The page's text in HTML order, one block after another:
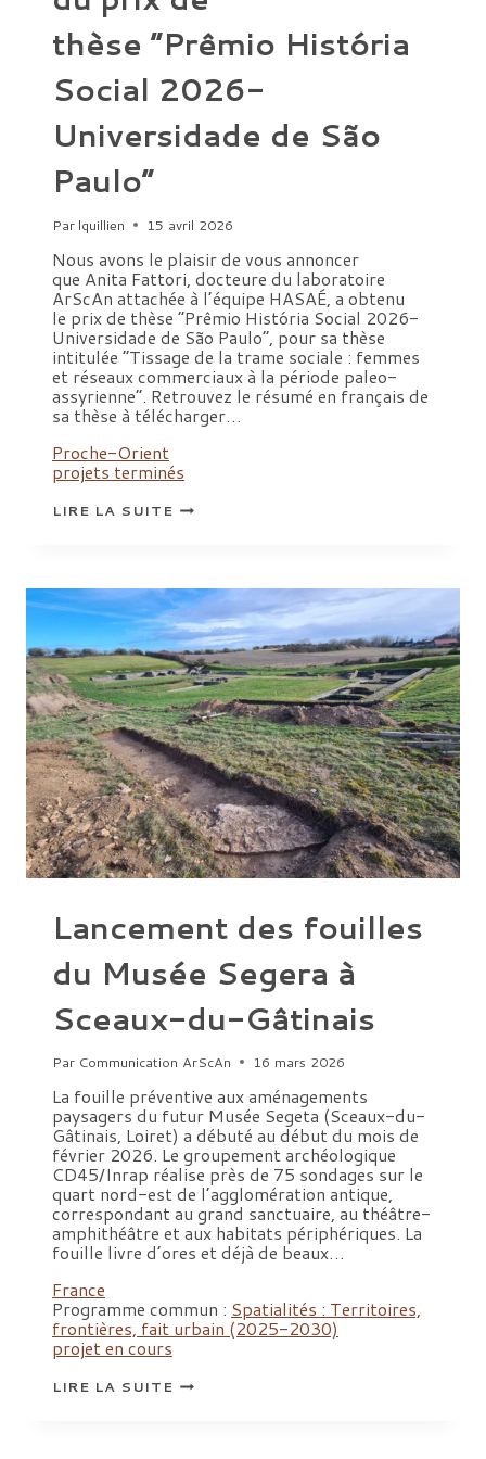
thèse “Prêmio História
Social 2026-
Universidade de São
Paulo”
Par lquillien 15 avril 2026
Nous avons le plaisir de vous annoncer
que Anita Fattori, docteure du laboratoire
ArScAn attachée à l’équipe HASAÉ, a obtenu
le prix de thèse “Prêmio História Social 2026-
Universidade de São Paulo”, pour sa thèse
intitulée “Tissage de la trame sociale : femmes
et réseaux commerciaux à la période paleo-
assyrienne”. Retrouvez le résumé en français de
sa thèse à télécharger…
Proche-Orient
projets terminés
LIRE LA SUITEANITA
FATTORI,
THÈSE “PRÊMIO
HISTÓRIA
SOCIAL
2026-
UNIVERSIDADE
DE
SÃO
PAULO”
Lancement des fouilles
du Musée Segera à
Sceaux-du-Gâtinais
Par Communication ArScAn 16 mars 2026
La fouille préventive aux aménagements
paysagers du futur Musée Segeta (Sceaux-du-
Gâtinais, Loiret) a débuté au début du mois de
février 2026. Le groupement archéologique
CD45/Inrap réalise près de 75 sondages sur le
quart nord-est de l’agglomération antique,
correspondant au grand sanctuaire, au théâtre-
amphithéâtre et aux habitats périphériques. La
fouille livre d’ores et déjà de beaux…
France
Programme commun : Spatialités : Territoires,
frontières, fait urbain (2025-2030)
projet en cours
LIRE LA SUITELANCEMENT
DES